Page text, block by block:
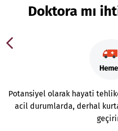
Doktora mı
Potansiyel olarak hayati
acil durumlarda, derhal